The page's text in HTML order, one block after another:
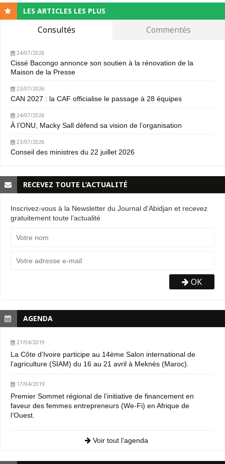
LES ARTICLES LES PLUS
Consultés Commentés
24/07/2026
Cissé Bacongo annonce son soutien à la rénovation de la
Maison de la Presse
23/07/2026
CAN 2027 : la CAF officialise le passage à 28 équipes
24/07/2026
À l’ONU, Macky Sall défend sa vision de l’organisation
23/07/2026
Conseil des ministres du 22 juillet 2026
RECEVEZ TOUTE L’ACTUALITÉ
Inscrivez-vous à la Newsletter du Journal d'Abidjan et recevez
gratuitement toute l’actualité
OK
AGENDA
21/04/2019
La Côte d’Ivoire participe au 14ème Salon international de
l’agriculture (SIAM) du 16 au 21 avril à Meknès (Maroc).
17/04/2019
Premier Sommet régional de l’initiative de financement en
faveur des femmes entrepreneurs (We-Fi) en Afrique de
l’Ouest.
Voir tout l’agenda